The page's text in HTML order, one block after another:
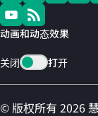
动画和动态效果
关闭 打开
© 版权所有 2026